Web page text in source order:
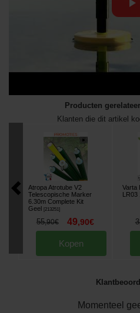
Producten
Klanten die dit artikel
Atropa Atrotube V2
Telescopische Marker
6.30m Complete Kit
Geel [213251]
55,90€ 49,90€
Kopen
Varta
LR03
3
Momenteel